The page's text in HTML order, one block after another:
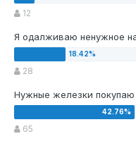
12
Я одалживаю ненужное
28
Нужные железки покупаю
65